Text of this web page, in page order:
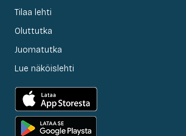
Tilaa lehti
Oluttutka
Juomatutka
Lue näköislehti